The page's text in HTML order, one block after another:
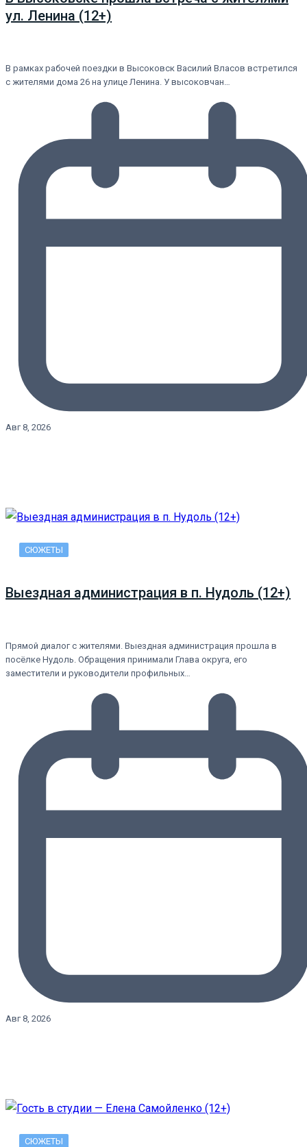
ул. Ленина (12+)
В рамках рабочей поездки в Высоковск Василий Власов встретился
с жителями дома 26 на улице Ленина. У высоковчан…
Авг 8, 2026
СЮЖЕТЫ
Выездная администрация в п. Нудоль (12+)
Прямой диалог с жителями. Выездная администрация прошла в
посёлке Нудоль. Обращения принимали Глава округа, его
заместители и руководители профильных…
Авг 8, 2026
СЮЖЕТЫ